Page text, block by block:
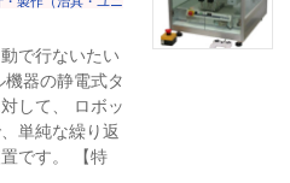
で行ないたい
器の静電式タ
して、 ロボッ
単純な繰り返
です。 【特